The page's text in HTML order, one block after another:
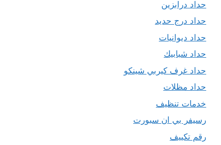
حداد درابزين
حداد درج حديد
حداد ديوانيات
حداد شبابيك
حداد غرف كيربي شينكو
حداد مظلات
خدمات تنظيف
رسيفر بي ان سبورت
رقم تكييف